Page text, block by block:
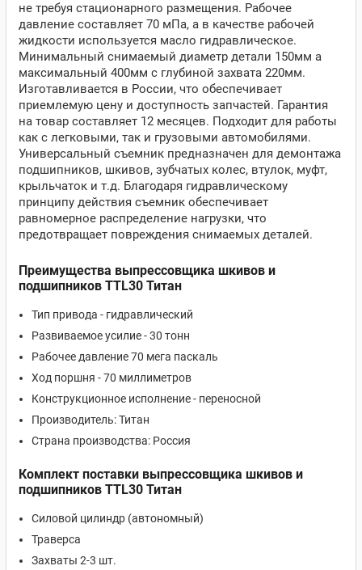
не требуя стационарного размещения. Рабочее
давление составляет 70 мПа, а в качестве рабочей
жидкости используется масло гидравлическое.
Минимальный снимаемый диаметр детали 150мм а
максимальный 400мм с глубиной захвата 220мм.
Изготавливается в России, что обеспечивает
приемлемую цену и доступность запчастей. Гарантия
на товар составляет 12 месяцев. Подходит для работы
как с легковыми, так и грузовыми автомобилями.
Универсальный съемник предназначен для демонтажа
подшипников, шкивов, зубчатых колес, втулок, муфт,
крыльчаток и т.д. Благодаря гидравлическому
принципу действия съемник обеспечивает
равномерное распределение нагрузки, что
предотвращает повреждения снимаемых деталей.
Преимущества выпрессовщика шкивов и
подшипников TTL30 Титан
Тип привода - гидравлический
Развиваемое усилие - 30 тонн
Рабочее давление 70 мега паскаль
Ход поршня - 70 миллиметров
Конструкционное исполнение - переносной
Производитель: Титан
Страна производства: Россия
Комплект поставки выпрессовщика шкивов и
подшипников TTL30 Титан
Силовой цилиндр (автономный)
Траверса
Захваты 2-3 шт.